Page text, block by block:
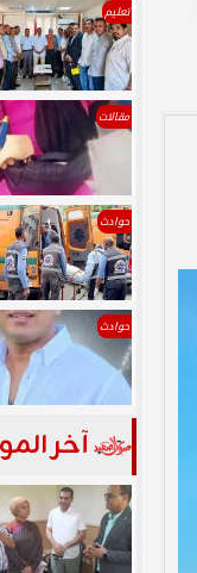
تعليم
مقالات
حوادث
حوادث
آخر